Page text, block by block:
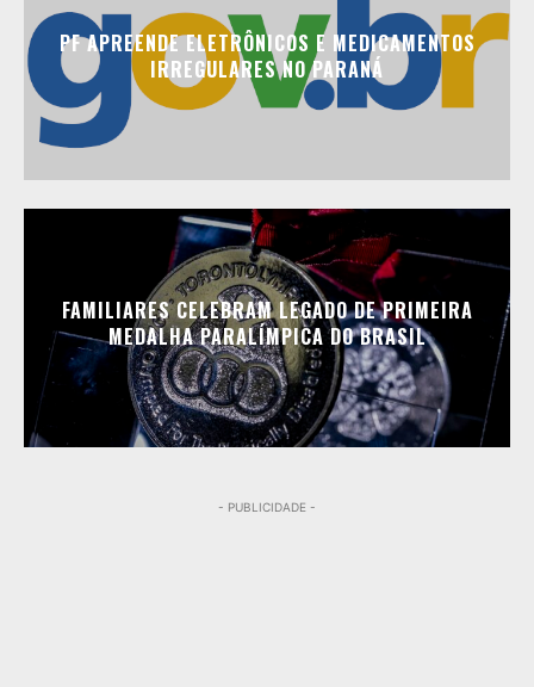
PF APREENDE ELETRÔNICOS E MEDICAMENTOS
IRREGULARES NO PARANÁ
FAMILIARES CELEBRAM LEGADO DE PRIMEIRA
MEDALHA PARALÍMPICA DO BRASIL
- PUBLICIDADE -